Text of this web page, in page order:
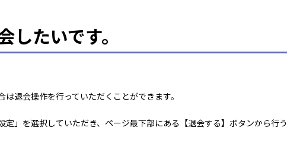
したいです。
退会操作を行っていただくことができます。
定」を選択していただき、ページ最下部にある【退会する】ボタンから行う